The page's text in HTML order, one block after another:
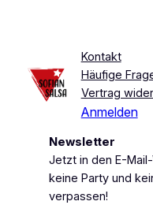
Kontakt
Häufige
Vertrag
Anmelden
Newsletter
Jetzt in den E-
keine Party und
verpassen!